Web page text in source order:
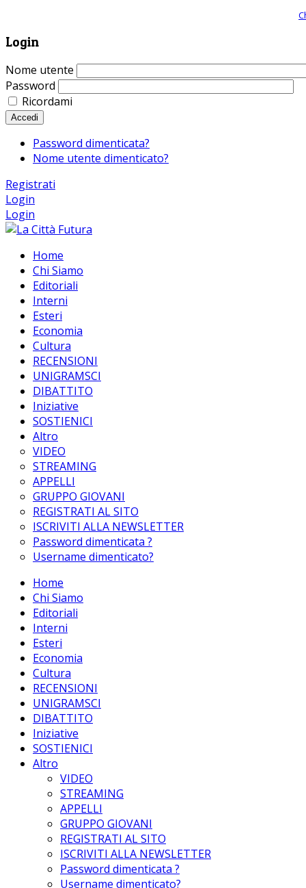
Login
Nome utente
Password
Ricordami
Accedi
Password dimenticata?
Nome utente dimenticato?
Registrati
Login
Login
Home
Chi Siamo
Editoriali
Interni
Esteri
Economia
Cultura
RECENSIONI
UNIGRAMSCI
DIBATTITO
Iniziative
SOSTIENICI
Altro
VIDEO
STREAMING
APPELLI
GRUPPO GIOVANI
REGISTRATI AL SITO
ISCRIVITI ALLA NEWSLETTER
Password dimenticata ?
Username dimenticato?
Home
Chi Siamo
Editoriali
Interni
Esteri
Economia
Cultura
RECENSIONI
UNIGRAMSCI
DIBATTITO
Iniziative
SOSTIENICI
Altro
VIDEO
STREAMING
APPELLI
GRUPPO GIOVANI
REGISTRATI AL SITO
ISCRIVITI ALLA NEWSLETTER
Password dimenticata ?
Username dimenticato?